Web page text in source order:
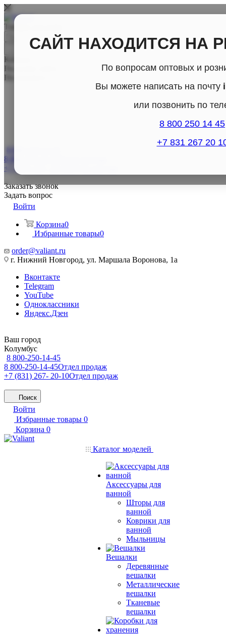
САЙТ НАХОДИТСЯ НА
По вопросам оптовых и
Вы можете написать на почту
или позвонить по
8 800 250 14 45
+7 831 267 20
Товары для дома
Каталог
По всему сайту
По каталогу
8 800-250-14-45
+7 (831) 267- 20-10
Заказать звонок
Задать вопрос
Войти
Корзина0
Избранные товары0
order@valiant.ru
г. Нижний Новгород, ул. Маршала Воронова, 1а
Вконтакте
Telegram
YouTube
Одноклассники
Яндекс.Дзен
Ваш город
Колумбус
8 800-250-14-45
8 800-250-14-45Отдел продаж
+7 (831) 267- 20-10Отдел продаж
Поиск
Войти
Избранные товары 0
Корзина 0
Каталог моделей
Аксессуары для
ванной
Шторы для
ванной
Коврики для
ванной
Мыльницы
Вешалки
Деревянные
вешалки
Металлические
вешалки
Тканевые
вешалки